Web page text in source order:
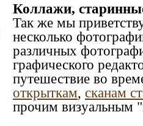
Коллажи,
Так же мы
несколько
различных
графического
путешествие во
открыткам, сканам
прочим визуальным